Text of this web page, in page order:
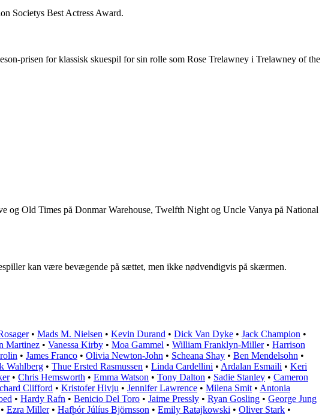
Societys Best Actress Award.
prisen for klassisk skuespil for sin rolle som Rose Trelawney i Trelawney of the
og Old Times på Donmar Warehouse, Twelfth Night og Uncle Vanya på National
kan være bevægende på sættet, men ikke nødvendigvis på skærmen.
• Mads M. Nielsen • Kevin Durand • Dick Van Dyke • Jack Champion •
Martinez • Vanessa Kirby • Moa Gammel • William Franklyn-Miller• Harrison
• James Franco • Olivia Newton-John • Scheana Shay • Ben Mendelsohn •
Wahlberg • Thue Ersted Rasmussen • Linda Cardellini • Ardalan Esmaili • Keri
• Chris Hemsworth • Emma Watson • Tony Dalton • Sadie Stanley • Cameron
Clifford • Kristofer Hivju • Jennifer Lawrence • Milena Smit • Antonia
• Hardy Rafn • Benicio Del Toro • Jaime Pressly • Ryan Gosling • George Jung
• Ezra Miller• Hafþór Júlíus Björnsson • Emily Ratajkowski • Oliver Stark •